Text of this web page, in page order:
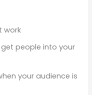
work
people into your
your audience is